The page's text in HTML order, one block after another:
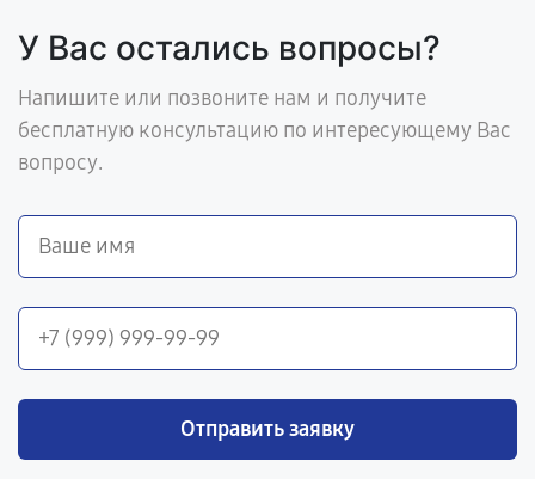
У Вас остались вопросы?
Напишите или позвоните нам и получите
бесплатную консультацию по интересующему Вас
вопросу.
Отправить заявку